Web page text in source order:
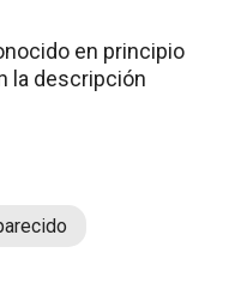
en principio
la descripción